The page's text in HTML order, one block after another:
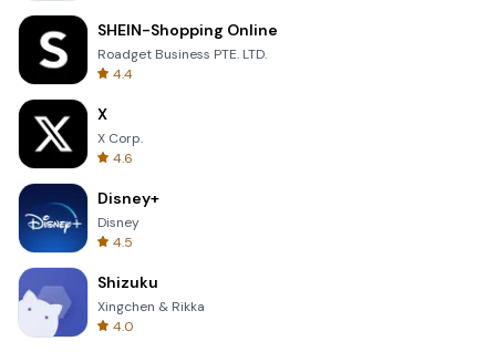
SHEIN-Shopping Online
Roadget Business PTE. LTD.
4.4
X
X Corp.
4.6
Disney+
Disney
4.5
Shizuku
Xingchen & Rikka
4.0